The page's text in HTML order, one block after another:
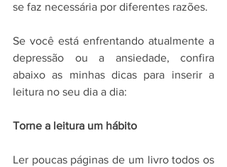
se faz necessária por diferentes razões.
Se você está enfrentando atualmente a
depressão ou a ansiedade, confira
abaixo as minhas dicas para inserir a
leitura no seu dia a dia:
Torne a leitura um hábito
Ler poucas páginas de um livro todos os